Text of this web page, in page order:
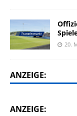
20.
ANZEIGE:
ANZEIGE: